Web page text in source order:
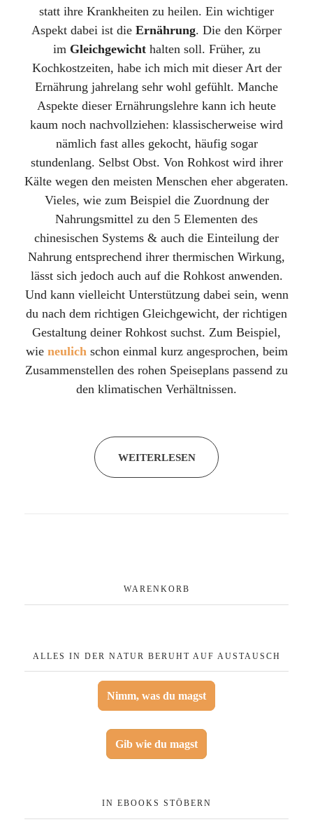
statt ihre Krankheiten zu heilen. Ein wichtiger
Aspekt dabei ist die Ernährung. Die den Körper
im Gleichgewichthalten soll. Früher, zu
Kochkostzeiten, habe ich mich mit dieser Art der
Ernährung jahrelang sehr wohl gefühlt. Manche
Aspekte dieser Ernährungslehre kann ich heute
kaum noch nachvollziehen: klassischerweise wird
nämlich fast alles gekocht, häufig sogar
stundenlang. Selbst Obst. Von Rohkost wird ihrer
Kälte wegen den meisten Menschen eher abgeraten.
Vieles, wie zum Beispiel die Zuordnung der
Nahrungsmittel zu den 5 Elementen des
chinesischen Systems & auch die Einteilung der
Nahrung entsprechend ihrer thermischen Wirkung,
lässt sich jedoch auch auf die Rohkost anwenden.
Und kann vielleicht Unterstützung dabei sein, wenn
du nach dem richtigen Gleichgewicht, der richtigen
Gestaltung deiner Rohkost suchst. Zum Beispiel,
wie neulich schon einmal kurz angesprochen, beim
Zusammenstellen des rohen Speiseplans passend zu
den klimatischen Verhältnissen.
WEITERLESEN
WARENKORB
ALLES IN DER NATUR BERUHT AUF AUSTAUSCH
Nimm, was du magst
Gib wie du magst
IN EBOOKS STÖBERN